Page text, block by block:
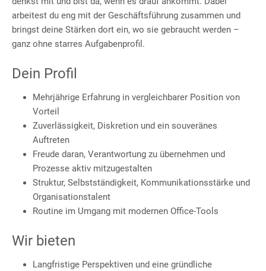
arbeitest du eng mit der Geschäftsführung zusammen und
bringst deine Stärken dort ein, wo sie gebraucht werden –
ganz ohne starres Aufgabenprofil.
Dein Profil
Mehrjährige Erfahrung in vergleichbarer Position von
Vorteil
Zuverlässigkeit, Diskretion und ein souveränes
Auftreten
Freude daran, Verantwortung zu übernehmen und
Prozesse aktiv mitzugestalten
Struktur, Selbstständigkeit, Kommunikationsstärke und
Organisationstalent
Routine im Umgang mit modernen Office-Tools
Wir bieten
Langfristige Perspektiven und eine gründliche